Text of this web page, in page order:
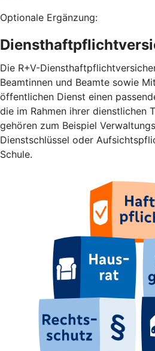
Optionale Ergänzung:
Die R+V-
Beamtinnen und Beamte sowie
öffentlichen Dienst einen
die im Rahmen ihrer dienstlichen
gehören zum Beispiel
Dienstschlüssel oder
Schule.